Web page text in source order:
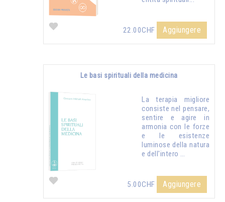
22.00CHF Aggiungere
Le basi spirituali della medicina
La terapia migliore
consiste nel pensare,
sentire e agire in
armonia con le forze
e le esistenze
luminose della natura
e dell'intero …
5.00CHF Aggiungere